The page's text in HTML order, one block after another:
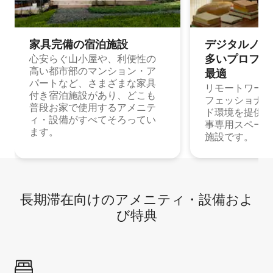
家具完備の宿⁠泊⁠施⁠設
心安らぐ山小屋や、利便性の
高い都市部のマンション・ア
パートなど、さまざまな家具
付き宿泊施設があり、どこも
普段お家で使用するアメニテ
ィ・設備がすべてそろってい
ます。
デジタルノ
多⁠いプ⁠ロ⁠フ⁠
最⁠適
リモートワー
フェッショナ
ド環境を提供
事専用スペー
施設です。
長期滞在向け⁠のア⁠メ⁠ニ⁠テ⁠ィ⁠・設⁠備⁠およ
び特⁠典